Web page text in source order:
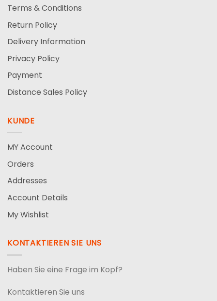
Terms & Conditions
Return Policy
Delivery Information
Privacy Policy
Payment
Distance Sales Policy
KUNDE
MY Account
Orders
Addresses
Account Details
My Wishlist
KONTAKTIEREN SIE UNS
Haben Sie eine Frage im Kopf?
Kontaktieren Sie uns